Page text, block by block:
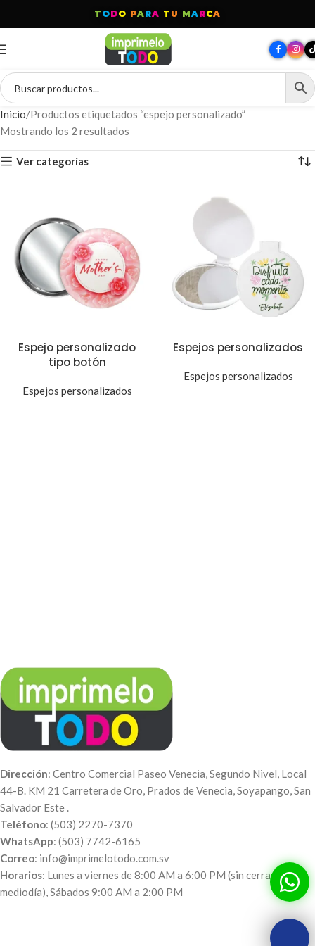
T ODO PARA T U MARCA
Inicio Productos etiquetados “espejo personalizado”
Mostrando los 2 resultados
Ver categorías
Espejo personalizado
tipo botón
Espejos personalizados
Espejos personalizados
Espejos personalizados
Dirección: Centro Comercial Paseo Venecia, Segundo Nivel, Local
44-B. KM 21 Carretera de Oro, Prados de Venecia, Soyapango, San
Salvador Este .
Teléfono: (503) 2270-7370
WhatsApp: (503) 7742-6165
Correo: info@imprimelotodo.com.sv
Horarios: Lunes a viernes de 8:00 AM a 6:00 PM (sin cerrar al
mediodía), Sábados 9:00 AM a 2:00 PM